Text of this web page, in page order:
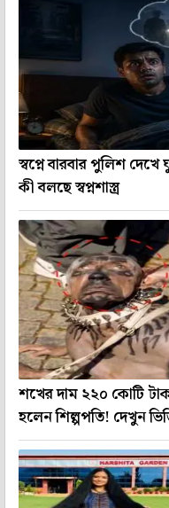
স্বপ্নে বারবার পুলিশ
কী বলছে স্বপ্নশাস্ত্র
শখের দাম ২২০ কোটি
হলেন শিল্পপতি! দেখুন